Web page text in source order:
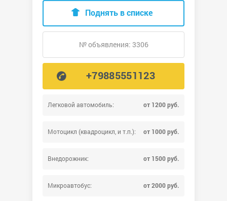
Легковой автомобиль: от 1200 руб.
Мотоцикл (квадроцикл, и т.п.): от 1000 руб.
Внедорожник: от 1500 руб.
Микроавтобус: от 2000 руб.
Поднять в списке
№ объявления: 3306
+79885551123